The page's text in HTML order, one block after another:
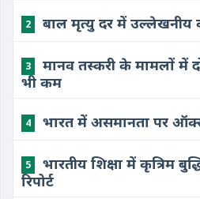
2 बाल मृत्यु दर में उल्लेखनीय
3
मानव तस्करी के मामलों में
भी कम
4 भारत में असमानता पर
5
भारतीय शिक्षा में कृत्रिम
रिपोर्ट